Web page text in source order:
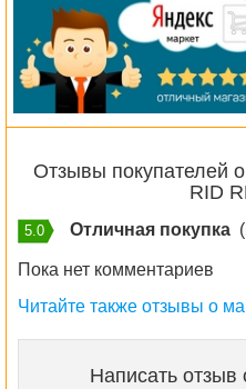
Отзывы покупателей
RID
5.0 Отличная покупка
Пока нет комментариев
Читайте также отзывы о
Написать отзыв